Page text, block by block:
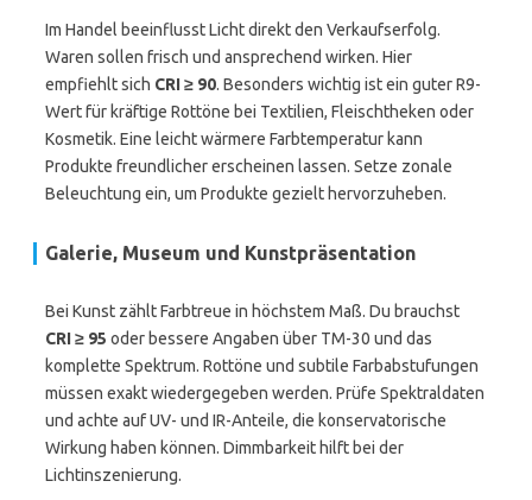
Im Handel beeinflusst Licht direkt den Verkaufserfolg.
Waren sollen frisch und ansprechend wirken. Hier
empfiehlt sich CRI ≥ 90. Besonders wichtig ist ein guter R9-
Wert für kräftige Rottöne bei Textilien, Fleischtheken oder
Kosmetik. Eine leicht wärmere Farbtemperatur kann
Produkte freundlicher erscheinen lassen. Setze zonale
Beleuchtung ein, um Produkte gezielt hervorzuheben.
Galerie, Museum und Kunstpräsentation
Bei Kunst zählt Farbtreue in höchstem Maß. Du brauchst
CRI ≥ 95 oder bessere Angaben über TM-30 und das
komplette Spektrum. Rottöne und subtile Farbabstufungen
müssen exakt wiedergegeben werden. Prüfe Spektraldaten
und achte auf UV- und IR-Anteile, die konservatorische
Wirkung haben können. Dimmbarkeit hilft bei der
Lichtinszenierung.